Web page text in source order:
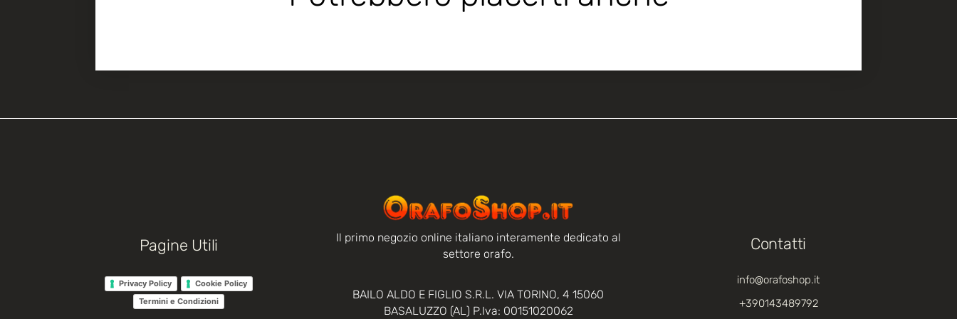
Pagine Utili
Privacy Policy
Cookie Policy
Termini e Condizioni
Il primo negozio online italiano interamente dedicato al
settore orafo.
BAILO ALDO E FIGLIO S.R.L. VIA TORINO, 4 15060
BASALUZZO (AL) P.Iva: 00151020062
Contatti
info@orafoshop.it
+390143489792